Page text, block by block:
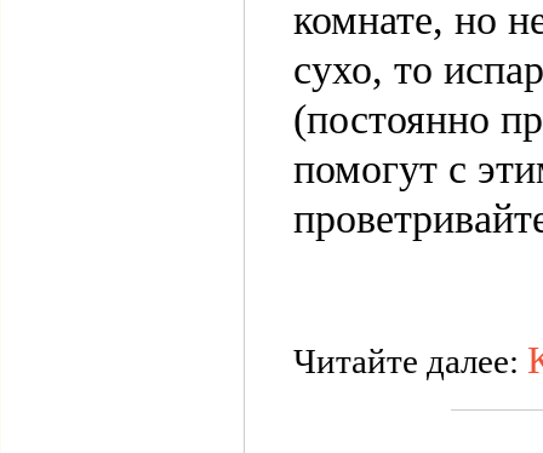
комнате, но
сухо, то
(постоянно
помогут с
Читайте далее: